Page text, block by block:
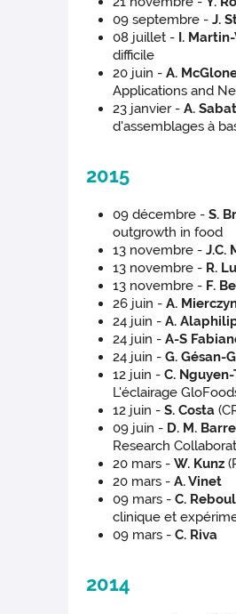
09 septembre -J.
08 juillet - I.
difficile
20 juin -A.
Applications and
23 janvier -A.
d'assemblages à
2015
09 décembre -S.
outgrowth in food
13 novembre -J.C.
13 novembre - R.
13 novembre - F.
26 juin -A.
24 juin -A.
24 juin -A-S
24 juin -G. Gésan-
12 juin -C.
L'éclairage
12 juin -S. Costa
09 juin - D. M.
Research
20 mars -W. Kunz
20 mars -A. Vinet
09 mars -C.
clinique et
09 mars -C. Riva
2014